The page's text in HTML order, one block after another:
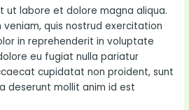
ut labore et dolore magna aliqua.
veniam, quis nostrud exercitation
in reprehenderit in voluptate
eu fugiat nulla pariatur
cupidatat non proident, sunt
deserunt mollit anim id est